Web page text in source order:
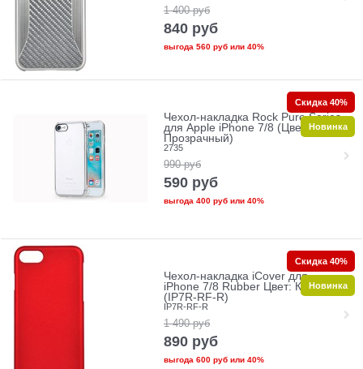
1 400 руб
840 руб
выгода 560 рубили 40%
Чехол-накладка Rock Pure Series
для Apple iPhone 7/8 (Цвет:
Прозрачный)
2735
990 руб
590 руб
выгода 400 рубили 40%
Скидка 40%
Новинка
Чехол-накладка iCover для
iPhone 7/8 Rubber Цвет: Красный
(IP7R-RF-R)
IP7R-RF-R
1 490 руб
890 руб
выгода 600 рубили 40%
Скидка 40%
Новинка